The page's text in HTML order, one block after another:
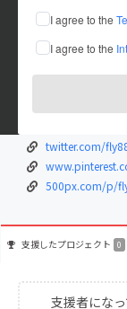
I agree to the
I agree to the
在住国：日本
出身国：日本
FLY88 là nhà cái
í kỹ thuật số, cung
twitter.com/
500px.com/p/
支援したプロジェクト 0
支援者にな